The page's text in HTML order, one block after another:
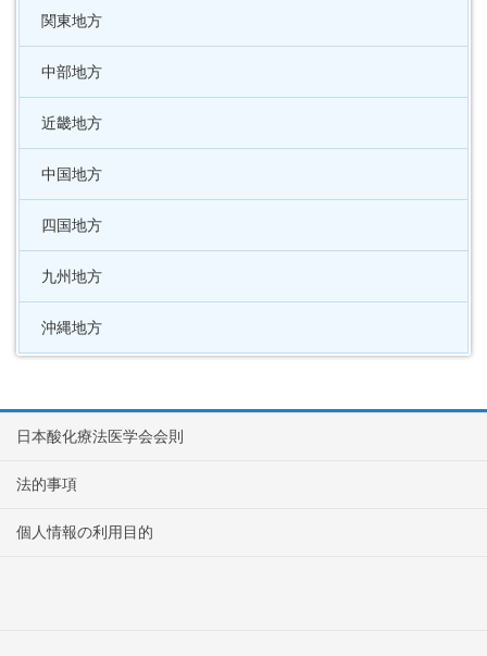
関東地方
中部地方
近畿地方
中国地方
四国地方
九州地方
沖縄地方
日本酸化療法医学会会則
法的事項
個人情報の利用目的